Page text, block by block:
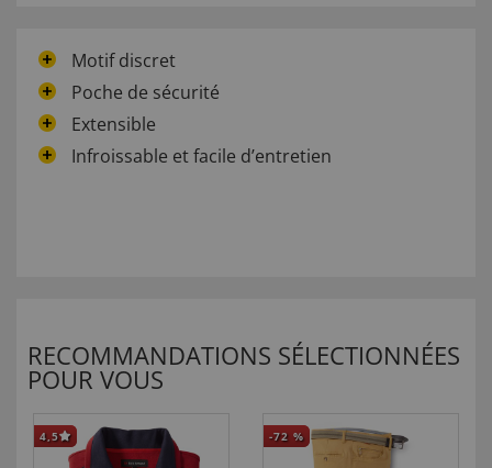
Motif discret
Poche de sécurité
Extensible
Infroissable et facile d’entretien
RECOMMANDATIONS SÉLECTIONNÉES
POUR VOUS
4,5 -72 %